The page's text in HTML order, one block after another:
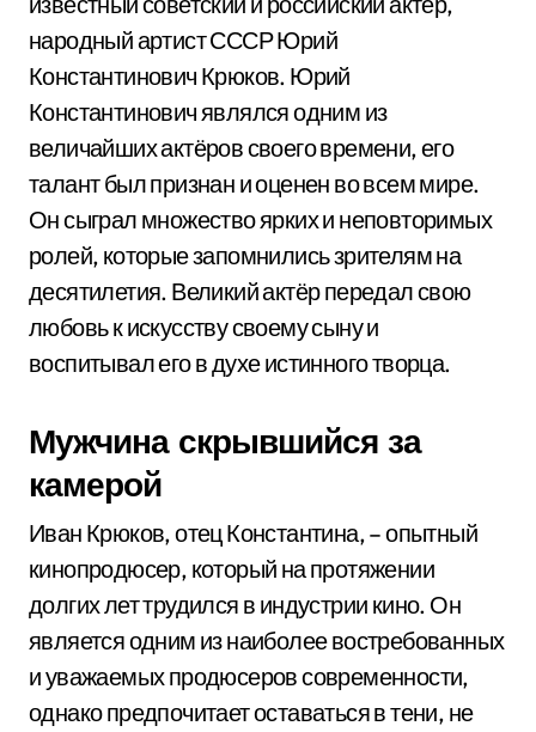
народный артист СССР Юрий
Константинович Крюков. Юрий
Константинович являлся одним из
величайших актёров своего времени, его
талант был признан и оценен во всем мире.
Он сыграл множество ярких и неповторимых
ролей, которые запомнились зрителям на
десятилетия. Великий актёр передал свою
любовь к искусству своему сыну и
воспитывал его в духе истинного творца.
Мужчина скрывшийся за
камерой
Иван Крюков, отец Константина, – опытный
кинопродюсер, который на протяжении
долгих лет трудился в индустрии кино. Он
является одним из наиболее востребованных
и уважаемых продюсеров современности,
однако предпочитает оставаться в тени, не